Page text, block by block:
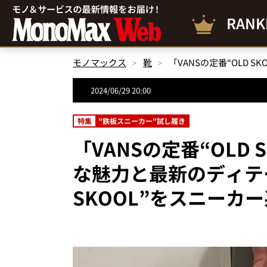
モノマックス 靴
2024/06/29 20:00
特集 "鉄板スニーカー"試し履き
「VANSの定番“OLD
な魅力と最新のディ
SKOOL”をスニーカ